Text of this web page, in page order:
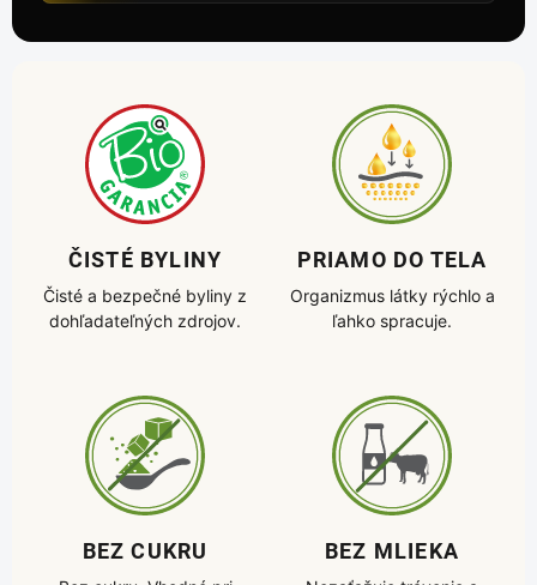
ČISTÉ BYLINY
Čisté a bezpečné byliny z
dohľadateľných zdrojov.
PRIAMO DO TELA
Organizmus látky rýchlo a
ľahko spracuje.
BEZ CUKRU BEZ MLIEKA